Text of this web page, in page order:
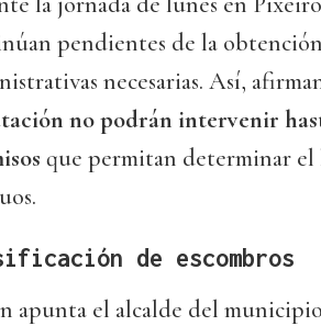
pendientes de la
necesarias. Así,
no podrán intervenir
que permitan determinar
de escombros
apunta el alcalde del